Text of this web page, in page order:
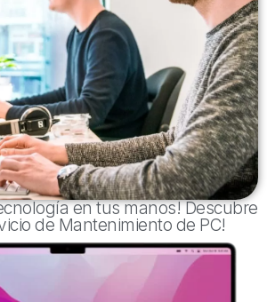
en tus manos! Descubre
de Mantenimiento de PC!